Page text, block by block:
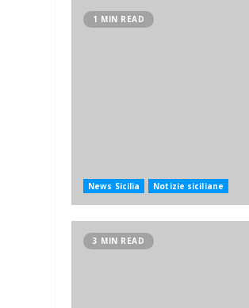
1 MIN READ
News Sicilia Notizie siciliane
3 MIN READ